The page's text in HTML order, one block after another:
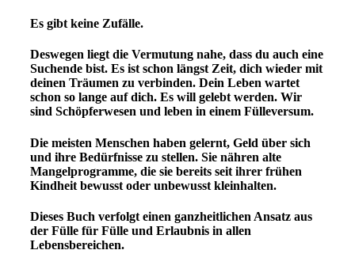
Es gibt keine Zufälle.
Deswegen liegt die Vermutung nahe, dass du auch eine
Suchende bist. Es ist schon längst Zeit, dich wieder mit
deinen Träumen zu verbinden. Dein Leben wartet
schon so lange auf dich. Es will gelebt werden. Wir
sind Schöpferwesen und leben in einem Fülleversum.
Die meisten Menschen haben gelernt, Geld über sich
und ihre Bedürfnisse zu stellen. Sie nähren alte
Mangelprogramme, die sie bereits seit ihrer frühen
Kindheit bewusst oder unbewusst kleinhalten.
Dieses Buch verfolgt einen ganzheitlichen Ansatz aus
der Fülle für Fülle und Erlaubnis in allen
Lebensbereichen.